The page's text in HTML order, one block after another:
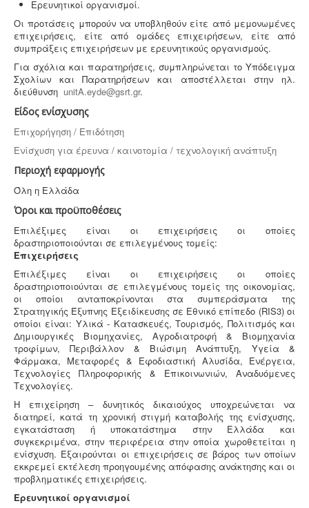
Μελέτη επικινδυνότητας λεγιονέλλα -
αναγνώριση και μελέτη εκτίμησης του κινδύνου από
την λεγιονέλλα στις υδρεύσεις ξενοδοχειακών κτιρίων
επιβάλλεται από τις νέες υγειονομικές διατάξεις του
Υπουργείου Υγείας.
Ερευνητικοί οργανισμοί.
Οι προτάσεις μπορούν να υποβληθούν είτε από μεμονωμένες
επιχειρήσεις, είτε από ομάδες επιχειρήσεων, είτε από
συμπράξεις επιχειρήσεων με ερευνητικούς οργανισμούς.
Για σχόλια και παρατηρήσεις, συμπληρώνεται το Υπόδειγμα
Σχολίων και Παρατηρήσεων και αποστέλλεται στην ηλ.
διεύθυνση unitA.eyde@gsrt.gr.
Είδος ενίσχυσης
Επιχορήγηση / Επιδότηση
Ενίσχυση για έρευνα / καινοτομία / τεχνολογική ανάπτυξη
Περιοχή εφαρμογής
Όλη η Ελλάδα
Όροι και προϋποθέσεις
Επιλέξιμες είναι οι επιχειρήσεις οι οποίες
δραστηριοποιούνται σε επιλεγμένους τομείς:
Επιχειρήσεις
Επιλέξιμες είναι οι επιχειρήσεις οι οποίες
δραστηριοποιούνται σε επιλεγμένους τομείς της οικονομίας,
οι οποίοι ανταποκρίνονται στα συμπεράσματα της
Στρατηγικής Έξυπνης Εξειδίκευσης σε Εθνικό επίπεδο (RIS3) οι
οποίοι είναι: Υλικά - Κατασκευές, Τουρισμός, Πολιτισμός και
Δημιουργικές Βιομηχανίες, Αγροδιατροφή & Βιομηχανία
τροφίμων, Περιβάλλον & Βιώσιμη Ανάπτυξη, Υγεία &
Φάρμακα, Μεταφορές & Εφοδιαστική Αλυσίδα, Ενέργεια,
Τεχνολογίες Πληροφορικής & Επικοινωνιών, Αναδυόμενες
Τεχνολογίες.
Η επιχείρηση – δυνητικός δικαιούχος υποχρεώνεται να
διατηρεί, κατά τη χρονική στιγμή καταβολής της ενίσχυσης,
εγκατάσταση ή υποκατάστημα στην Ελλάδα και
συγκεκριμένα, στην περιφέρεια στην οποία χωροθετείται η
ενίσχυση. Εξαιρούνται οι επιχειρήσεις σε βάρος των οποίων
εκκρεμεί εκτέλεση προηγουμένης απόφασης ανάκτησης και οι
προβληματικές επιχειρήσεις.
Ερευνητικοί οργανισμοί